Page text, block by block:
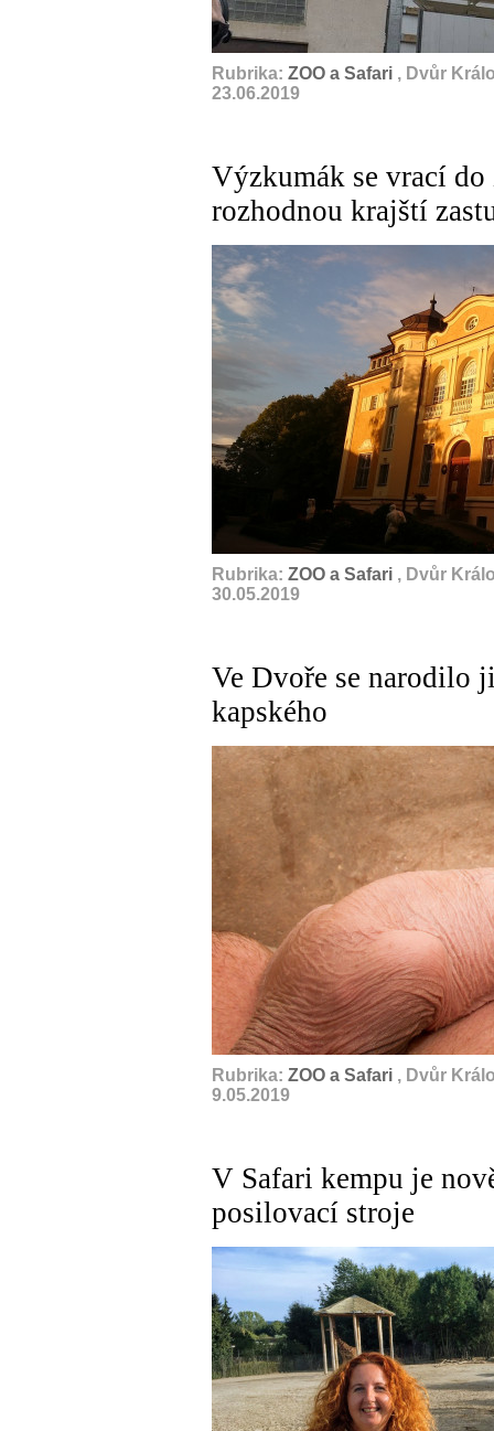
Rubrika: ZOO a Safari , Dvůr
23.06.2019
Výzkumák se vrací
rozhodnou krajští
Rubrika: ZOO a Safari , Dvůr
30.05.2019
Ve Dvoře se narodilo
kapského
Rubrika: ZOO a Safari , Dvůr
9.05.2019
V Safari kempu je
posilovací stroje